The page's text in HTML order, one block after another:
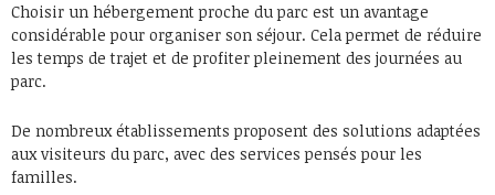
Choisir un hébergement proche du parc est un avantage
considérable pour organiser son séjour. Cela permet de réduire
les temps de trajet et de profiter pleinement des journées au
parc.
De nombreux établissements proposent des solutions adaptées
aux visiteurs du parc, avec des services pensés pour les
familles.